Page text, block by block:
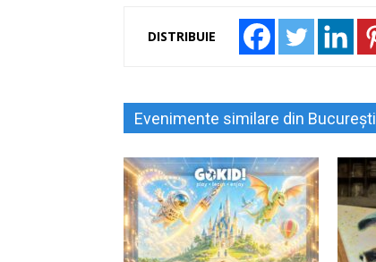
DISTRIBUIE
Evenimente similare din București